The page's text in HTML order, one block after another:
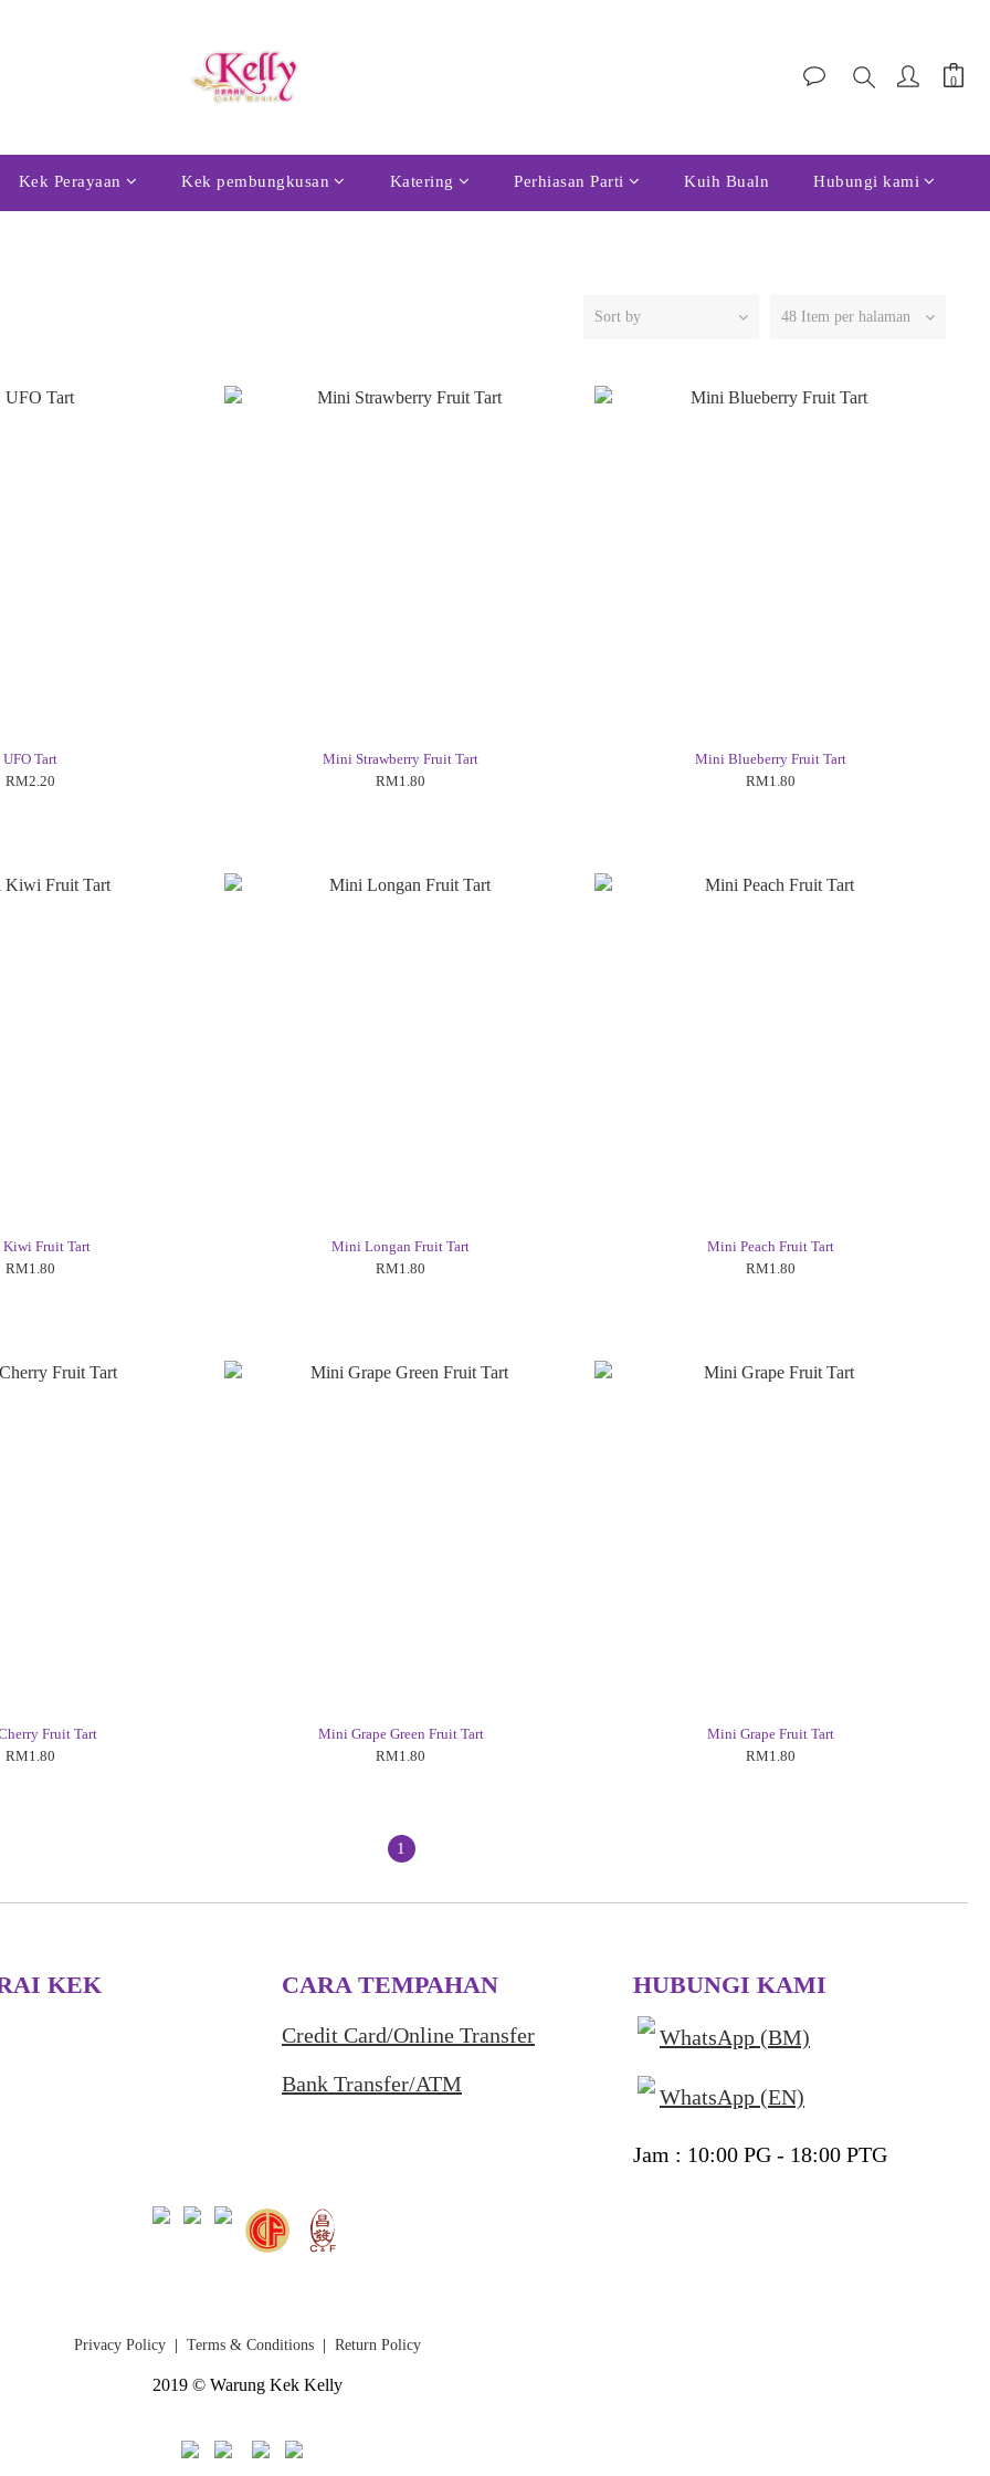
Kek Perayaan Kek pembungkusan Katering Perhiasan Parti Kuih Bualn Hubungi kami
Sort by 48 Item per halaman
UFO Tart
RM2.20
Mini Strawberry Fruit Tart
RM1.80
Mini Blueberry Fruit Tart
RM1.80
Fruit Tart
RM1.80
Mini Longan Fruit Tart
RM1.80
Mini Peach Fruit Tart
RM1.80
Fruit Tart
RM1.80
Mini Grape Green Fruit Tart
RM1.80
Mini Grape Fruit Tart
RM1.80
1
KEK CARA TEMPAHAN
Credit Card/Online Transfer
Bank Transfer/ATM
HUBUNGI KAMI
WhatsApp (BM)
WhatsApp (EN)
Jam : 10:00 PG - 18:00 PTG
Privacy Policy Terms & Conditions Return Policy
2019 © Warung Kek Kelly